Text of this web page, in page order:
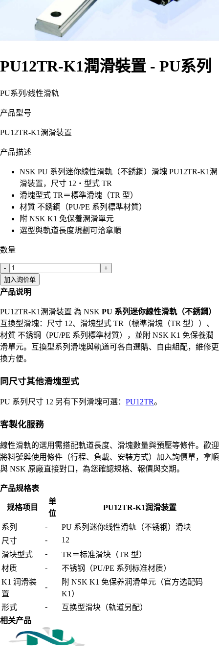
PU12TR-K1潤滑裝置 - PU系列
PU系列 /线性滑轨
产品型号
PU12TR-K1潤滑裝置
产品描述
NSK PU 系列迷你線性滑軌（不銹鋼）滑塊 PU12TR-K1潤
滑裝置，尺寸 12・型式 TR
滑塊型式 TR＝標準滑塊（TR 型）
材質 不銹鋼（PU/PE 系列標準材質）
附 NSK K1 免保養潤滑單元
選型與軌道長度規劃可洽拿順
数量
-
+
加入询价单
产品说明
PU12TR-K1潤滑裝置 為 NSK PU 系列迷你線性滑軌（不銹鋼）
互換型滑塊：尺寸 12、滑塊型式 TR（標準滑塊（TR 型））、
材質 不銹鋼（PU/PE 系列標準材質），並附 NSK K1 免保養潤
滑單元。互換型系列滑塊與軌道可各自選購、自由組配，維修更
換方便。
同尺寸其他滑塊型式
PU 系列尺寸 12 另有下列滑塊可選： PU12TR。
客製化服務
線性滑軌的選用需搭配軌道長度、滑塊數量與預壓等條件。歡迎
將料號與使用條件（行程、負載、安裝方式）加入詢價單，拿順
與 NSK 原廠直接對口，為您確認規格、報價與交期。
产品规格表
规格项目
单
位
PU12TR-K1润滑装置
系列 -
PU 系列迷你线性滑轨（不锈钢）滑块
尺寸
-
12
滑块型式
-
TR＝标准滑块（TR 型）
材质
-
不锈钢（PU/PE 系列标准材质）
K1 润滑装
置
-
附 NSK K1 免保养润滑单元（官方选配码
K1）
形式
-
互换型滑块（轨道另配）
相关产品